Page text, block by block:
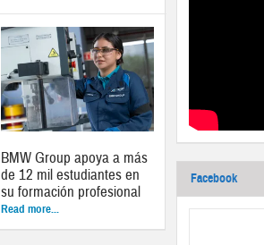
BMW Group apoya a más
de 12 mil estudiantes en
su formación profesional
Read more...
Facebook